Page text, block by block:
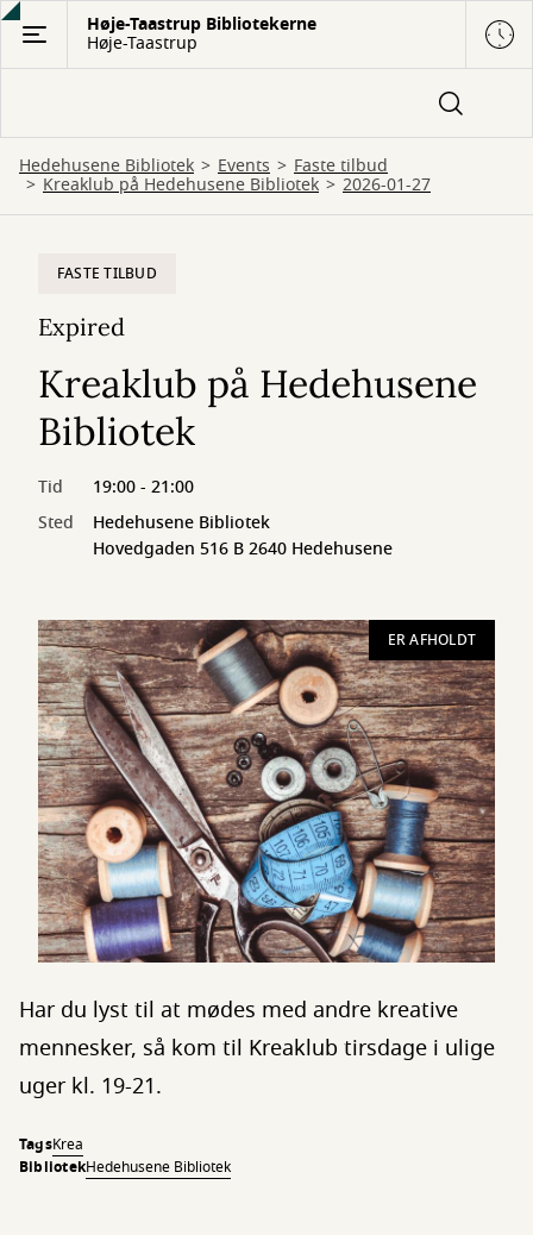
Gå
hovedindhold
Høje-Taastrup Bibliotekerne
Høje-Taastrup
Hedehusene Bibliotek Events Faste tilbud
Kreaklub på Hedehusene Bibliotek 2026-01-27
ER AFHOLDT
FASTE TILBUD
Expired
Kreaklub på Hedehusene
Bibliotek
Tid
19:00 - 21:00
Sted
Hedehusene Bibliotek
Hovedgaden 516 B 2640 Hedehusene
Har du lyst til at mødes med andre kreative
mennesker, så kom til Kreaklub tirsdage i ulige
uger kl. 19-21.
TagsKrea
BibliotekHedehusene Bibliotek